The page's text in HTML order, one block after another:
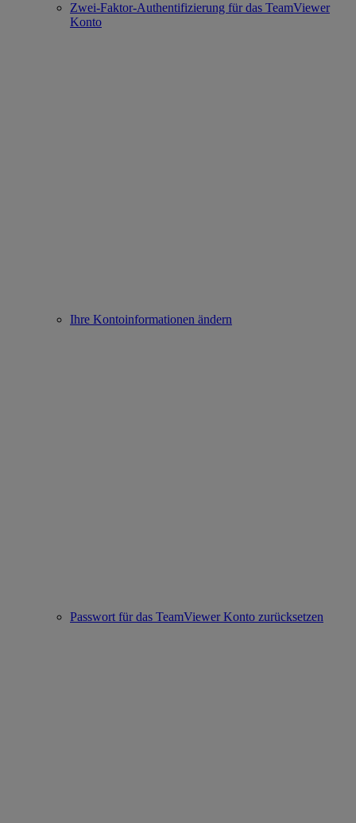
Zwei-Faktor-Authentifizierung für das TeamViewer
Konto
Ihre Kontoinformationen ändern
Passwort für das TeamViewer Konto zurücksetzen